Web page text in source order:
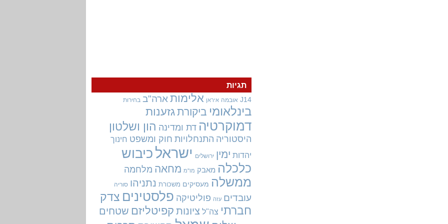
תגיות
J14 אובמה איראן אלימות ארה"ב בחירות
בינלאומי ביקורתגזענות
דמוקרטיה דת ומדינה הון ושלטון
היסטוריה התנחלויות חוק ומשפט חינוך
יהדות ימין ירושלים ישראל כיבוש
כלכלה מאבק מו"מ מחאה מלחמה
ממשלה מעסיקים משכורת נתניהו סוריה
עובדים עזה פוליטיקה פלסטינים צדק
חברתי צה"ל ציונות קפיטליזם שטחים